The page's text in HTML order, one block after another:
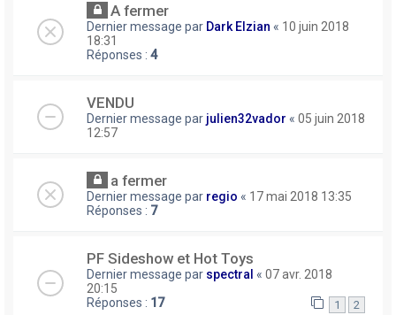
A fermer
Dernier message par Dark Elzian « 10 juin 2018
18:31
Réponses : 4
VENDU
Dernier message par julien32vador « 05 juin 2018
12:57
a fermer
Dernier message par regio « 17 mai 2018 13:35
Réponses : 7
PF Sideshow et Hot Toys
Dernier message par spectral « 07 avr. 2018
20:15
Réponses : 17 1 2